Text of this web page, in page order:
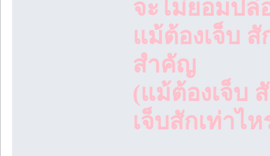
จะไม่ยอมปล่
แม้ต้องเจ็บ
สำคัญ
(แม้ต้องเจ็บ
เจ็บสักเท่าไ